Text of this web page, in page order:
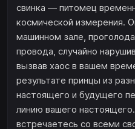
свинка — питомец
космической измерения.
машинном зале,
провода, случайно
вызвав хаос в вашем
результате принцы из
настоящего и будущего
линию вашего
встречаетесь со всеми